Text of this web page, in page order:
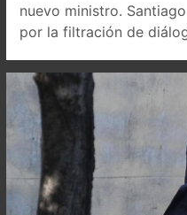
nuevo ministro.
por la filtración de